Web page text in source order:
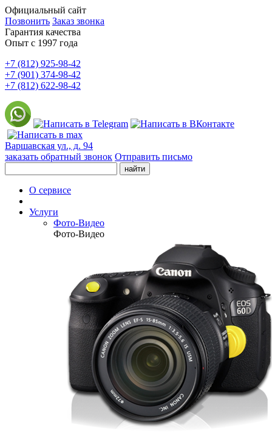
Официальный сайт
Позвонить Заказ звонка
Гарантия качества
Опыт с 1997 года
+7 (812) 925-98-42
+7 (901) 374-98-42
+7 (812) 622-98-42
Варшавская ул., д. 94
заказать обратный звонок Отправить письмо
О сервисе
Услуги
Фото-Видео
Фото-Видео